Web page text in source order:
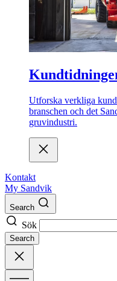
Utforska verkliga
branschen och det
gruvindustri.
Kontakt
My Sandvik
Search
Sök
Search